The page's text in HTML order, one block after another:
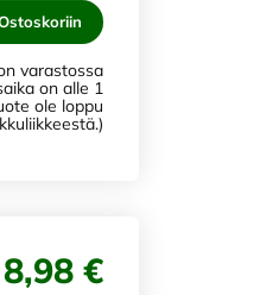
varastossa
on alle 1
ole loppu
8,98 €